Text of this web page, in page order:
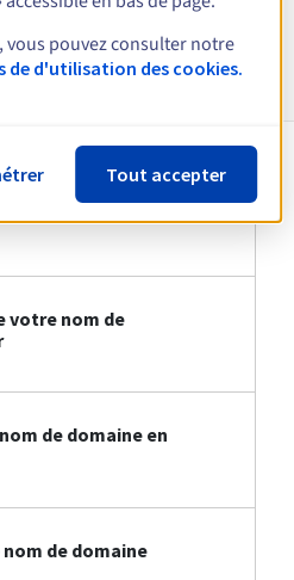
sur le .lawyer
de domaine en
votre nom de
de domaine en
de domaine
pouvez consulter notre
d'utilisation des cookies.
Tout accepter